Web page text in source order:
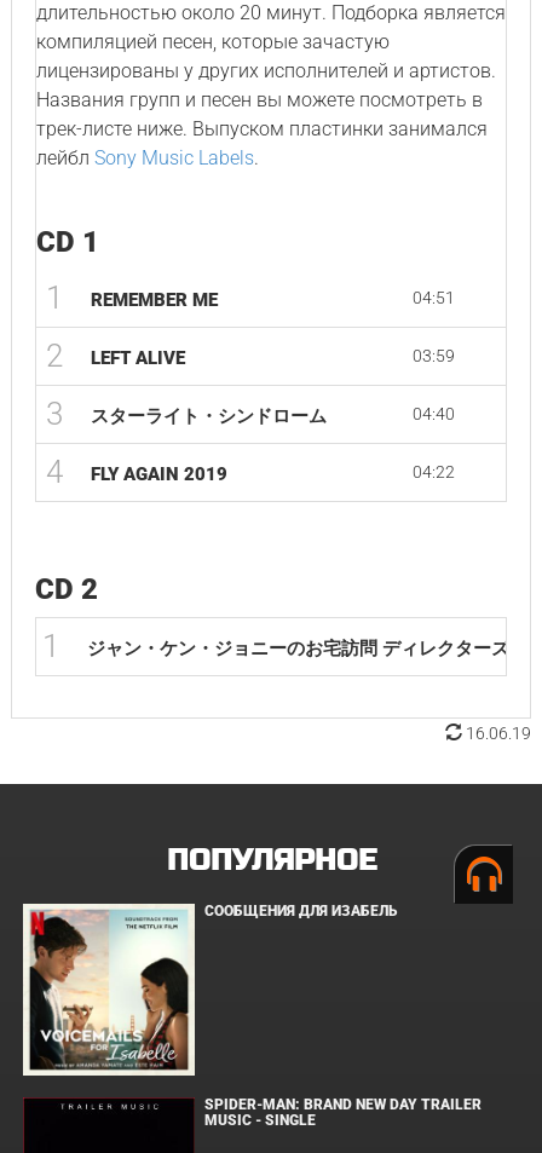
длительностью около 20 минут. Подборка является
компиляцией песен, которые зачастую
лицензированы у других исполнителей и артистов.
Названия групп и песен вы можете посмотреть в
трек-листе ниже. Выпуском пластинки занимался
лейбл Sony Music Labels.
CD 1
1 REMEMBER ME 04:51
2 LEFT ALIVE 03:59
3 スターライト・シンドローム 04:40
4 FLY AGAIN 2019 04:22
CD 2
1 ジャン・ケン・ジョニーのお宅訪問 ディレクターズカ
16.06.19
ПОПУЛЯРНОЕ
СООБЩЕНИЯ ДЛЯ ИЗАБЕЛЬ
SPIDER-MAN: BRAND NEW DAY TRAILER
MUSIC - SINGLE